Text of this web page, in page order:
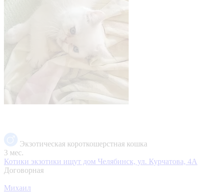
Экзотическая короткошерстная кошка
3 мес.
Котики экзотики ищут дом Челябинск, ул. Курчатова, 4А
Договорная
Михаил